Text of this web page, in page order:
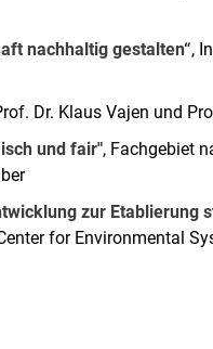
nachhaltig gestalten“,
Dr. Klaus Vajen und
und fair", Fachgebiet
zur Etablierung
for Environmental